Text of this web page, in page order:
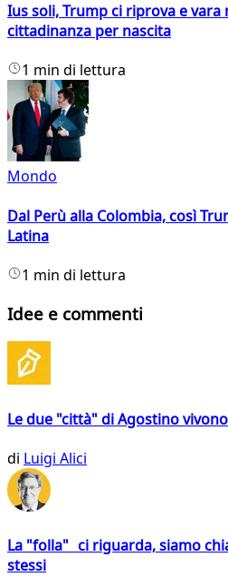
Ius soli, Trump ci riprova e
cittadinanza per nascita
1 min di lettura
Mondo
Dal Perù alla Colombia, così
Latina
1 min di lettura
Idee e commenti
Le due "città" di Agostino
di Luigi Alici
La "folla" ci riguarda, siamo
stessi